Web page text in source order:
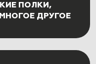
ПОЛКИ,
ДРУГОЕ